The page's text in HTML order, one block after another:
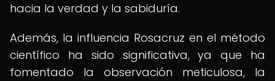
hacia la verdad y la sabiduría.
Además, la influencia Rosacruz en el método
científico ha sido significativa, ya que ha
fomentado la observación meticulosa, la